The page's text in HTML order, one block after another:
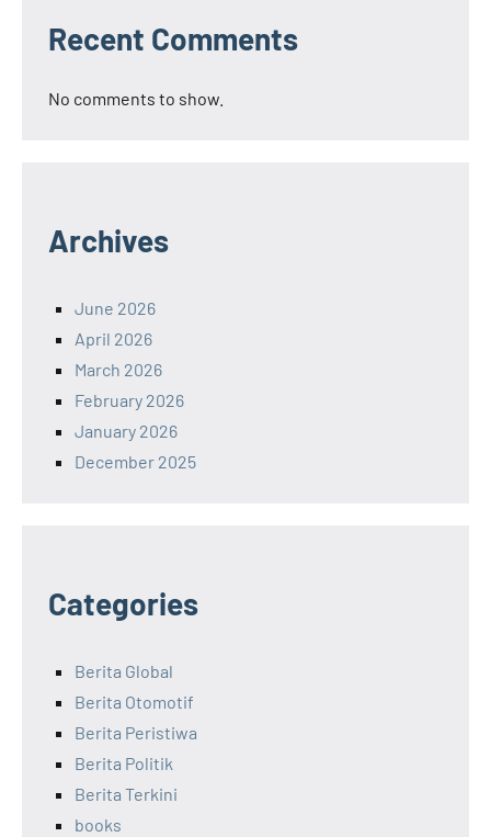
Recent Comments
No comments to show.
Archives
June 2026
April 2026
March 2026
February 2026
January 2026
December 2025
Categories
Berita Global
Berita Otomotif
Berita Peristiwa
Berita Politik
Berita Terkini
books